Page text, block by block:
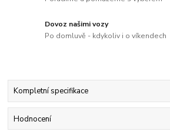
Dovoz našimi vozy
Po domluvě - kdykoliv i o víkendech
Kompletní specifikace
Hodnocení